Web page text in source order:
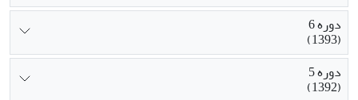
دوره 6
(1393)
دوره 5
(1392)